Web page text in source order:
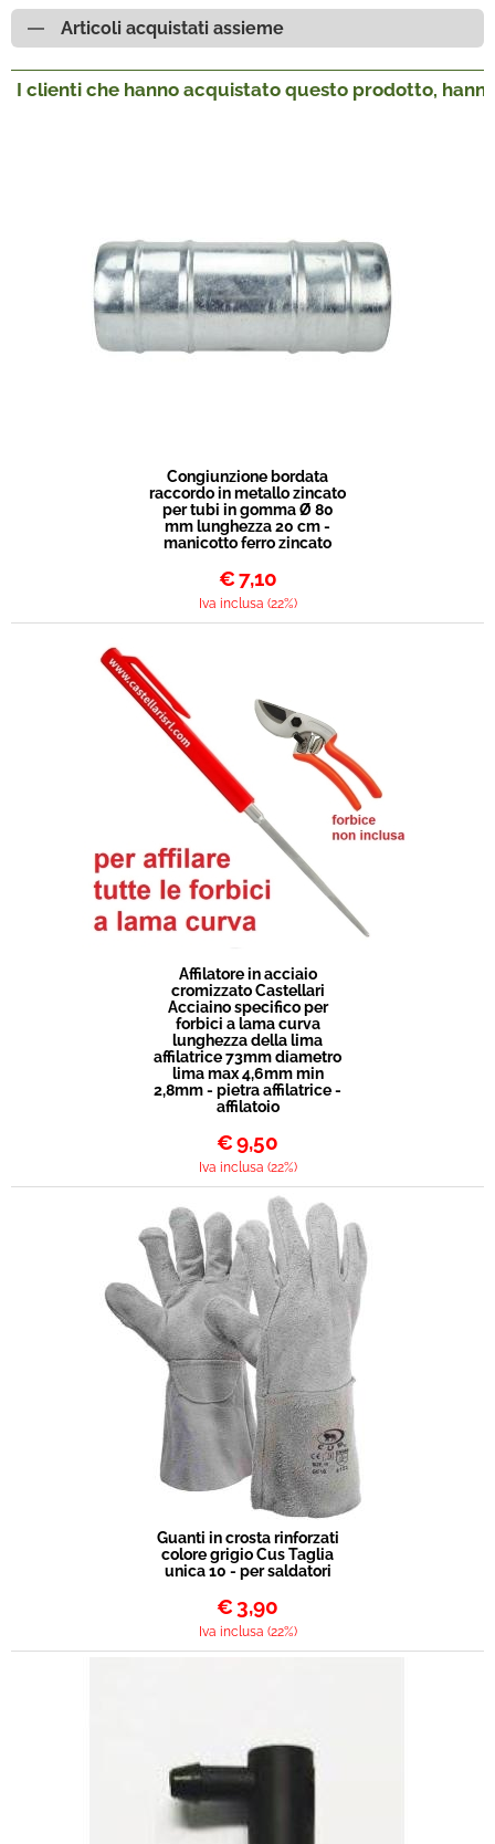
Articoli acquistati assieme
I clienti che hanno acquistato questo prodotto,
Congiunzione bordata
raccordo in metallo zincato
per tubi in gomma Ø 80
mm lunghezza 20 cm -
manicotto ferro zincato
€7,10
Iva inclusa (22%)
Affilatore in acciaio
cromizzato Castellari
Acciaino specifico per
forbici a lama curva
lunghezza della lima
affilatrice 73mm diametro
lima max 4,6mm min
2,8mm - pietra affilatrice -
affilatoio
€9,50
Iva inclusa (22%)
Guanti in crosta rinforzati
colore grigio Cus Taglia
unica 10 - per saldatori
€ 3,90
Iva inclusa (22%)